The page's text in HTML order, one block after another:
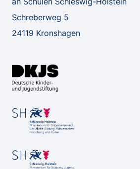
Schreberweg 5
24119 Kronshagen